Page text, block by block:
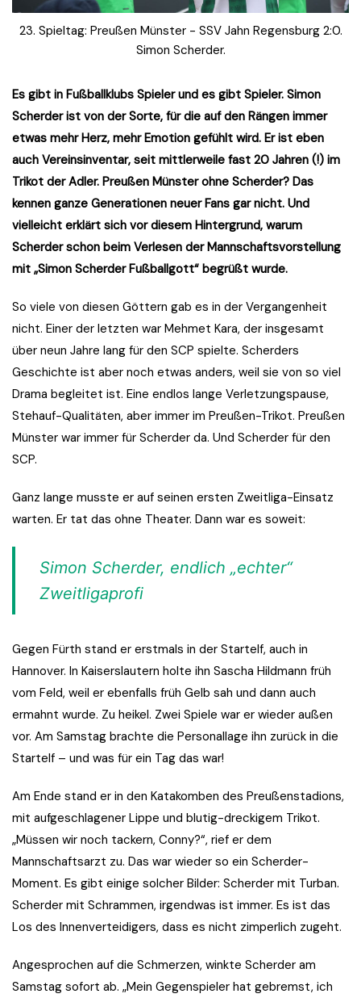
23. Spieltag: Preußen Münster - SSV Jahn Regensburg 2:0.
Simon Scherder.
Es gibt in Fußballklubs Spieler und es gibt Spieler. Simon
Scherder ist von der Sorte, für die auf den Rängen immer
etwas mehr Herz, mehr Emotion gefühlt wird. Er ist eben
auch Vereinsinventar, seit mittlerweile fast 20 Jahren (!) im
Trikot der Adler. Preußen Münster ohne Scherder? Das
kennen ganze Generationen neuer Fans gar nicht. Und
vielleicht erklärt sich vor diesem Hintergrund, warum
Scherder schon beim Verlesen der Mannschaftsvorstellung
mit „Simon Scherder Fußballgott“ begrüßt wurde.
So viele von diesen Göttern gab es in der Vergangenheit
nicht. Einer der letzten war Mehmet Kara, der insgesamt
über neun Jahre lang für den SCP spielte. Scherders
Geschichte ist aber noch etwas anders, weil sie von so viel
Drama begleitet ist. Eine endlos lange Verletzungspause,
Stehauf-Qualitäten, aber immer im Preußen-Trikot. Preußen
Münster war immer für Scherder da. Und Scherder für den
SCP.
Ganz lange musste er auf seinen ersten Zweitliga-Einsatz
warten. Er tat das ohne Theater. Dann war es soweit:
Simon Scherder, endlich „echter“
Zweitligaprofi
Gegen Fürth stand er erstmals in der Startelf, auch in
Hannover. In Kaiserslautern holte ihn Sascha Hildmann früh
vom Feld, weil er ebenfalls früh Gelb sah und dann auch
ermahnt wurde. Zu heikel. Zwei Spiele war er wieder außen
vor. Am Samstag brachte die Personallage ihn zurück in die
Startelf – und was für ein Tag das war!
Am Ende stand er in den Katakomben des Preußenstadions,
mit aufgeschlagener Lippe und blutig-dreckigem Trikot.
„Müssen wir noch tackern, Conny?“, rief er dem
Mannschaftsarzt zu. Das war wieder so ein Scherder-
Moment. Es gibt einige solcher Bilder: Scherder mit Turban.
Scherder mit Schrammen, irgendwas ist immer. Es ist das
Los des Innenverteidigers, dass es nicht zimperlich zugeht.
Angesprochen auf die Schmerzen, winkte Scherder am
Samstag sofort ab. „Mein Gegenspieler hat gebremst, ich